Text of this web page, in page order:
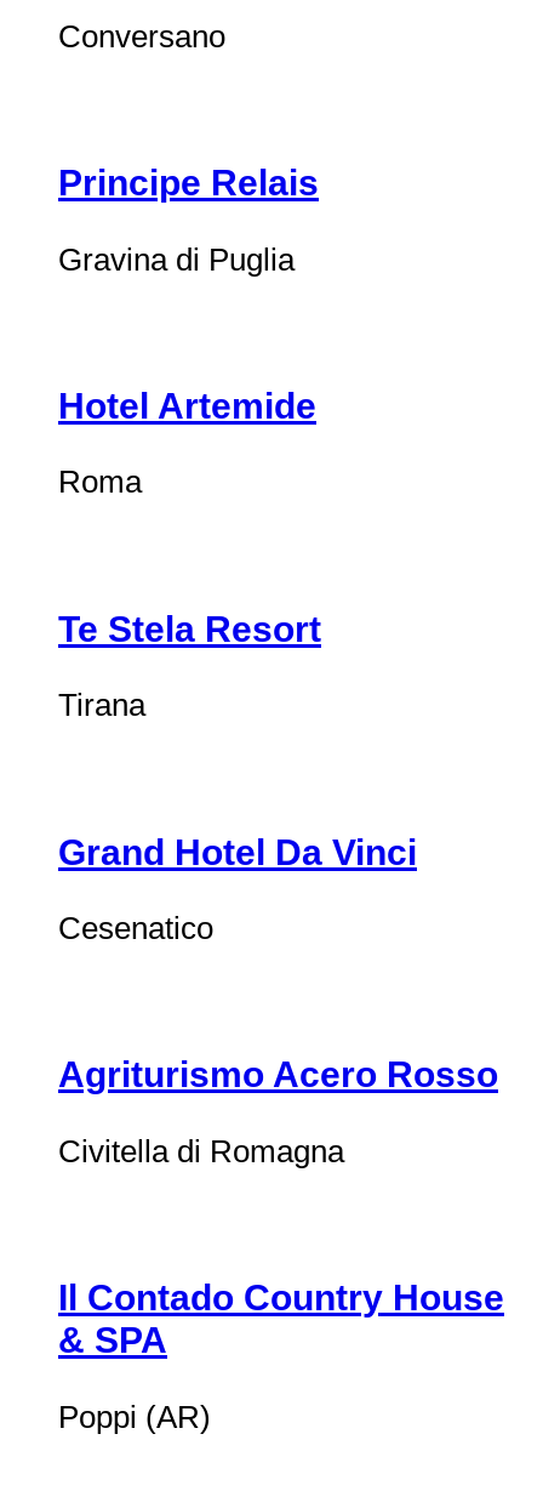
Conversano
Principe Relais
Gravina di Puglia
Hotel Artemide
Roma
Te Stela Resort
Tirana
Grand Hotel Da Vinci
Cesenatico
Agriturismo Acero Rosso
Civitella di Romagna
Il Contado Country House
& SPA
Poppi (AR)